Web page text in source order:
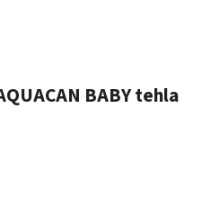
BABY tehla